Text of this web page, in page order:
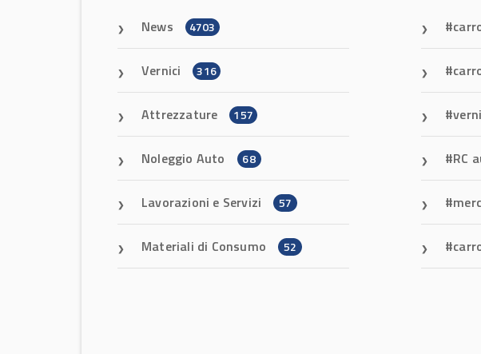
News 4703
Vernici 316
Attrezzature 157
Noleggio Auto 68
Lavorazioni e Servizi 57
Materiali di Consumo 52
RC